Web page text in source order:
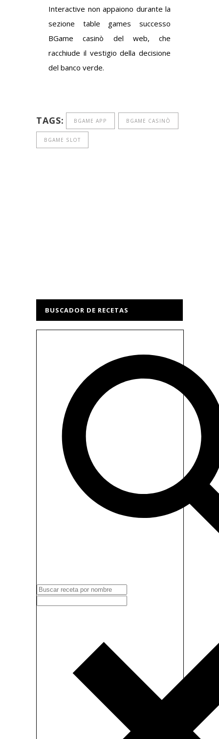
Interactive non appaiono durante la
sezione table games successo
BGame casinò del web, che
racchiude il vestigio della decisione
del banco verde.
TAGS: BGAME APP BGAME CASINÒ
BGAME SLOT
BUSCADOR DE RECETAS